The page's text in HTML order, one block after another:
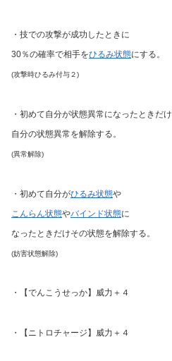
・技での攻撃が成功したときに
30％の確率で相手をひるみ状態にする。
(攻撃時ひるみ付与２)
・初めて自分が状態異常になったときだけ
自分の状態異常を解除する。
(異常解除)
・初めて自分がひるみ状態や
こんらん状態やバインド状態に
なったときだけその状態を解除する。
(妨害状態解除)
・【でんこうせっか】威力＋４
・【ニトロチャージ】威力＋４